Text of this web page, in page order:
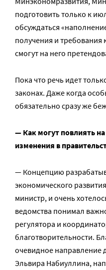
подготовить только к
обсуждаться
получения и требования
смогут на него
Пока что речь идет
законах. Даже когда
обязательно сразу же
— Как могут повлиять
изменения в
— Концепцию
экономического
министр, и очень
ведомства понимал
регулятора и
благотворительности.
очевидное направление
Эльвира Набиуллина,